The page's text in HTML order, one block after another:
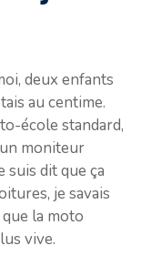
deux enfants
au centime.
école standard,
moniteur
suis dit que ça
je savais
la moto
vive.